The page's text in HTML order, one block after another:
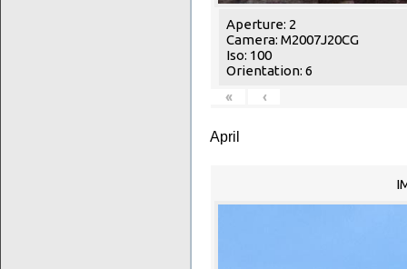
Aperture: 2
Camera: M2007J20CG
Iso: 100
Orientation: 6
«
‹
April